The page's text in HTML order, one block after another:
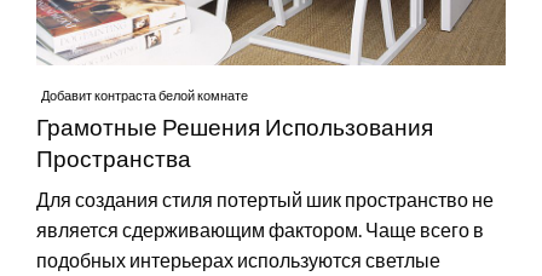
Добавит контраста белой комнате
Грамотные Решения Использования
Пространства
Для создания стиля потертый шик пространство не
является сдерживающим фактором. Чаще всего в
подобных интерьерах используются светлые